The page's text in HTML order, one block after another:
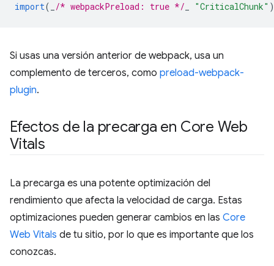
import( /* webpackPreload: true */ "CriticalChunk" )
Si usas una versión anterior de webpack, usa un
complemento de terceros, como preload-webpack-
plugin.
Efectos de la precarga en Core Web
Vitals
La precarga es una potente optimización del
rendimiento que afecta la velocidad de carga. Estas
optimizaciones pueden generar cambios en las Core
Web Vitals de tu sitio, por lo que es importante que los
conozcas.